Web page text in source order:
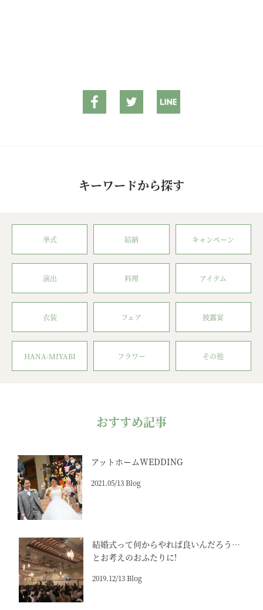
キーワードから探す
挙式 結納 キャンペーン
演出 料理 アイテム
衣装 フェア 披露宴
HANA-MIYABI フラワー その他
おすすめ記事
アットホームWEDDING
2021.05/13 Blog
結婚式って何からやれば良いんだろう…
とお考えのおふたりに!
2019.12/13 Blog